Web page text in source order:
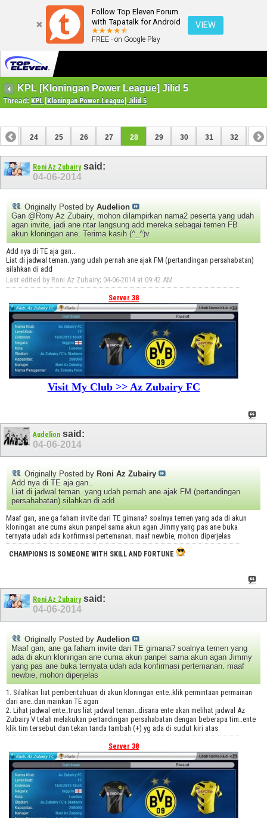
Follow Top Eleven Forum
with Tapatalk for Android
FREE - on Google Play
VIEW
KPL [Kloningan Power League] Jilid 5
Thread: KPL [Kloningan Power League] Jilid 5
23 24 25 26 27 28 29 30 31 32 33
43
Roni Az Zubairysaid:
04-06-2014
Originally Posted by Audelion
Gan @Rony Az Zubairy, mohon dilampirkan nama2 peserta yang udah
agan invite, jadi ane ntar langsung add mereka sebagai temen FB
akun kloningan ane. Terima kasih (^_^)v
Add nya di TE aja gan..
Liat di jadwal teman..yang udah pernah ane ajak FM (pertandingan persahabatan)
silahkan di add
Last edited by Roni Az Zubairy; 04-06-2014 at 09:42 AM
Server 38
Visit My Club >> Az Zubairy FC
Audelion said:
04-06-2014
Originally Posted by Roni Az Zubairy
Add nya di TE aja gan..
Liat di jadwal teman..yang udah pernah ane ajak FM (pertandingan
persahabatan) silahkan di add
Maaf gan, ane ga faham invite dari TE gimana? soalnya temen yang ada di akun
kloningan ane cuma akun panpel sama akun agan Jimmy yang pas ane buka
ternyata udah ada konfirmasi pertemanan. maaf newbie, mohon diperjelas
CHAMPIONS IS SOMEONE WITH SKILL AND FORTUNE
Roni Az Zubairysaid:
04-06-2014
Originally Posted by Audelion
Maaf gan, ane ga faham invite dari TE gimana? soalnya temen yang
ada di akun kloningan ane cuma akun panpel sama akun agan Jimmy
yang pas ane buka ternyata udah ada konfirmasi pertemanan. maaf
newbie, mohon diperjelas
1. Silahkan liat pemberitahuan di akun kloningan ente..klik permintaan permainan
dari ane..dan mainkan TE agan
2. Lihat jadwal ente..trus liat jadwal teman..disana ente akan melihat jadwal Az
Zubairy V telah melakukan pertandingan persahabatan dengan beberapa tim..ente
klik tim tersebut dan tekan tanda tambah (+) yg ada di sudut kiri atas
Server 38